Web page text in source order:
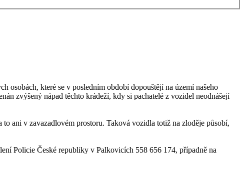
osobách, které se v posledním období dopouštějí na území našeho
zvýšený nápad těchto krádeží, kdy si pachatelé z vozidel neodnášejí
ani v zavazadlovém prostoru. Taková vozidla totiž na zloděje působí,
Policie České republiky v Palkovicích 558 656 174, případně na